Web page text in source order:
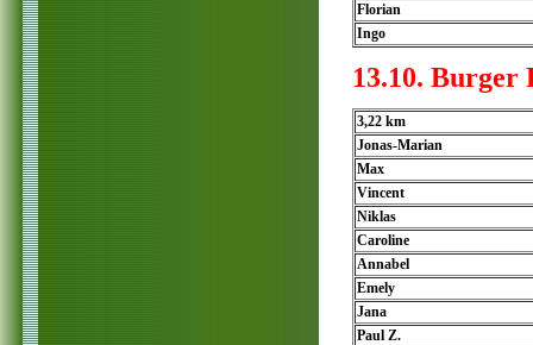
Florian
Ingo
13.10. Burger
3,22 km
Jonas-Marian
Max
Vincent
Niklas
Caroline
Annabel
Emely
Jana
Paul Z.